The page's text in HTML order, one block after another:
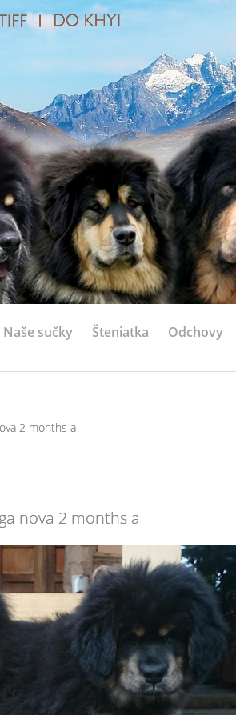
Naše sučky Šteniatka Odchovy
2 months a
nova 2 months a